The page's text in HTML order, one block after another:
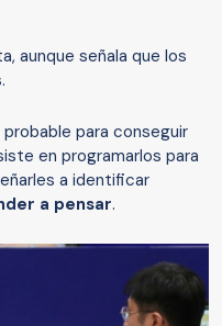
aunque señala que los
para conseguir
en programarlos para
a identificar
a pensar.